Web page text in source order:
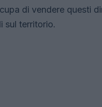
di vendere questi
sul territorio.